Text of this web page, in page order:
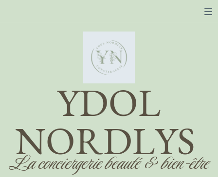
YDOL
NORDLYS
La conciergerie beauté & bien-être